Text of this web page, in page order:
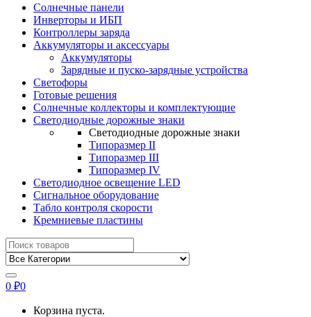
Солнечные панели
Инверторы и ИБП
Контроллеры заряда
Аккумуляторы и аксессуары
Аккумуляторы
Зарядные и пуско-зарядные устройства
Светофоры
Готовые решения
Солнечные коллекторы и комплектующие
Светодиодные дорожные знаки
Светодиодные дорожные знаки
Типоразмер II
Типоразмер III
Типоразмер IV
Светодиодное освещение LED
Сигнальное оборудование
Табло контроля скорости
Кремниевые пластины
Найти:
0 ₽0
Корзина пуста.